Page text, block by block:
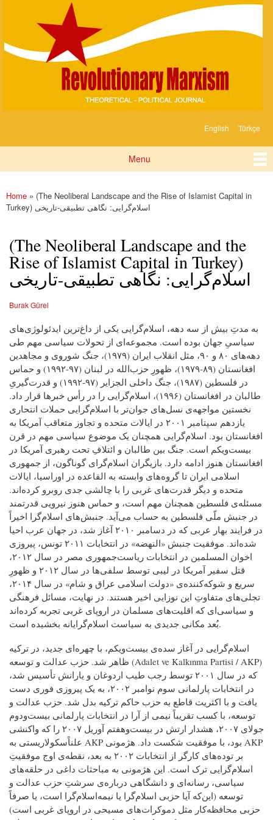
content
Marksizm
English Türkçe
Menu
You are here
Home » (The Neoliberal Landscape and the Rise of Islamist Capital in
Turkey) اسلام‌گرایی: نگاهی تطبیقی-تاریخی
(The Neoliberal Landscape and the
Rise of Islamist Capital in Turkey)
اسلام‌گرایی: نگاهی تطبیقی-تاریخی
Burak Gürel
به مدتِ بیش از سه دهه، اسلام‌گرایی یکی از داغ‌ترین ایدئولوژی‌های
سیاسیِ جهان بوده است. مجموعه‌ای از تحولات سیاسی مهم طی
دهه‌های ۸۰ و ۹۰، مثل انقلاب ایران (۱۹۷۹)، جنگ شوروی و مجاهدین
افغانستان (۸۹-۱۹۷۹)، ظهورِ حزب‌الله در لبنان (۹۷-۱۹۹۲) و حماس
در فلسطین (۱۹۸۷)، جنگ داخلی الجزایر (۹۷-۱۹۹۲) و قدرت‌گیریِ
طالبان در افغانستان (۱۹۹۶)، اسلام‌گرایی را در رأس خبرها قرار داد.
نخستین مواجهه‌ی نسل‌های جوان‌تر با اسلام‌گرایی حملات انتحاری
یازدهم سپتامبر ۲۰۰۱ در ایالات متحده و تجاوز متعاقب آمریکا به
افغانستان بود. اسلام‌گرایی همچنان یک موضوع سیاسی مهم در قرن
بیست‌ویکم است. جنگ بین طالبان و ائتلافِ تحت رهبری آمریکا در
افغانستان هنوز ادامه دارد. بازیگران اسلام‌گرای گوناگون، از جمهوری
اسلامی ایران تا گروه‌های وابسته به القاعده در اوراسیا، ایالات
متحده و دیگر قدرت‌های غربی را با چالشی جدی روبرو کرده‌اند.
مسئله‌ی فلسطین همچنان مهم است، و حماس هنوز نیرویی قدرتمند
در جنبش ملّی فلسطین به حساب می‌آید. جنبش‌های اسلام‌گرا اخیراً
در فرایند بهار عربی که در دسامبر ۲۰۱۰ آغاز شد، در جهان عرب احیا
شده‌اند. موفقیت جنبش «النهضه» در انتخابات ۲۰۱۱ تونس، پیروزی
اخوان المسلمین در انتخابات ریاست‌جمهوری مصر در سال ۲۰۱۲،
قتل سفیر آمریکا در لیبی توسط سلفی‌ها در سال ۲۰۱۲ و ظهورِ
سریع و شوکه‌کننده‌ی «دولت اسلامی عراق و شام» در سال ۲۰۱۴،
تجلی‌های متفاوتِ این نوزایی اخیر هستند. در نهایت، مسائل فرهنگی
و سیاسی‌ای که اقلیت‌های مسلمان در اروپای غربی تجربه کرده‌اند
بُعد مکانی جدیدی به سیاست اسلام‌گرایانه بخشیده است.
اسلام‌گرایی در آغاز سده‌ی بیست‌ویکم، با چهره‌ای جدید، در ترکیه
ظاهر شد. حزب عدالت و توسعه (Adalet ve Kalkınma Partisi / AKP)
که در سال ۲۰۰۱ توسط رجب طیب اردوغان و یارانش تأسیس شد،
در انتخابات پارلمانی سوم نوامبر ۲۰۰۲، به یک پیروزی فوری دست
یافت و با اکثریت قاطع به حزب حاکم ترکیه بدل شد. حزب عدالت و
توسعه، با کسب تقریباً نیمی از آرا در انتخابات پارلمانی بیست‌ودوم
جولای ۲۰۰۷، هشدار ارتش در بیست‌وهفتم آوریل ۲۰۰۷ را که واکنشی
علناًسکولاریستی به AKP بود، با موفقیت شکست داد. هژمونی AKP
بر توده‌های کارگر از انتخابات ۲۰۰۲ به بعد، نقطه‌ی اوج موفقیتِ
اسلام‌گرایی ترک است. این هژمونی به مباحثات داغی در حلقه‌های
سیاسی، رسانه‌ای و دانشگاهی درباره‌ی سرشتِ حزب عدالت و
توسعه (این‌که آیا حزبی اسلام‌گرا یا نیمه‌اسلام‌گرا است، یا صرفاً
حزبی محافظه‌کار مثل دموکرات‌های مسیحی در اروپای غربی است)